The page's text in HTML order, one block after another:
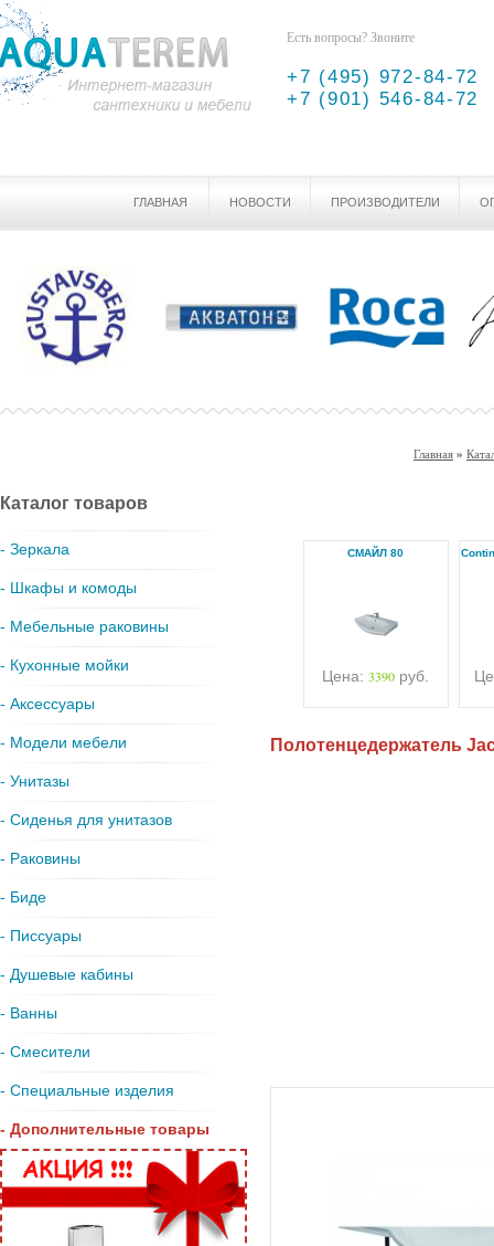
Есть вопросы? Звоните
+7 (495) 972-84-72
+7 (901) 546-84-72
ГЛАВНАЯ НОВОСТИ ПРОИЗВОДИТЕЛИ
Главная »
Каталог товаров
- Зеркала
- Шкафы и комоды
- Мебельные раковины
- Кухонные мойки
- Аксессуары
- Модели мебели
- Унитазы
- Сиденья для унитазов
- Раковины
- Биде
- Писсуары
- Душевые кабины
- Ванны
- Смесители
- Специальные изделия
- Дополнительные товары
СМАЙЛ 80
Цена: 3390 руб.
Полотенцедержатель